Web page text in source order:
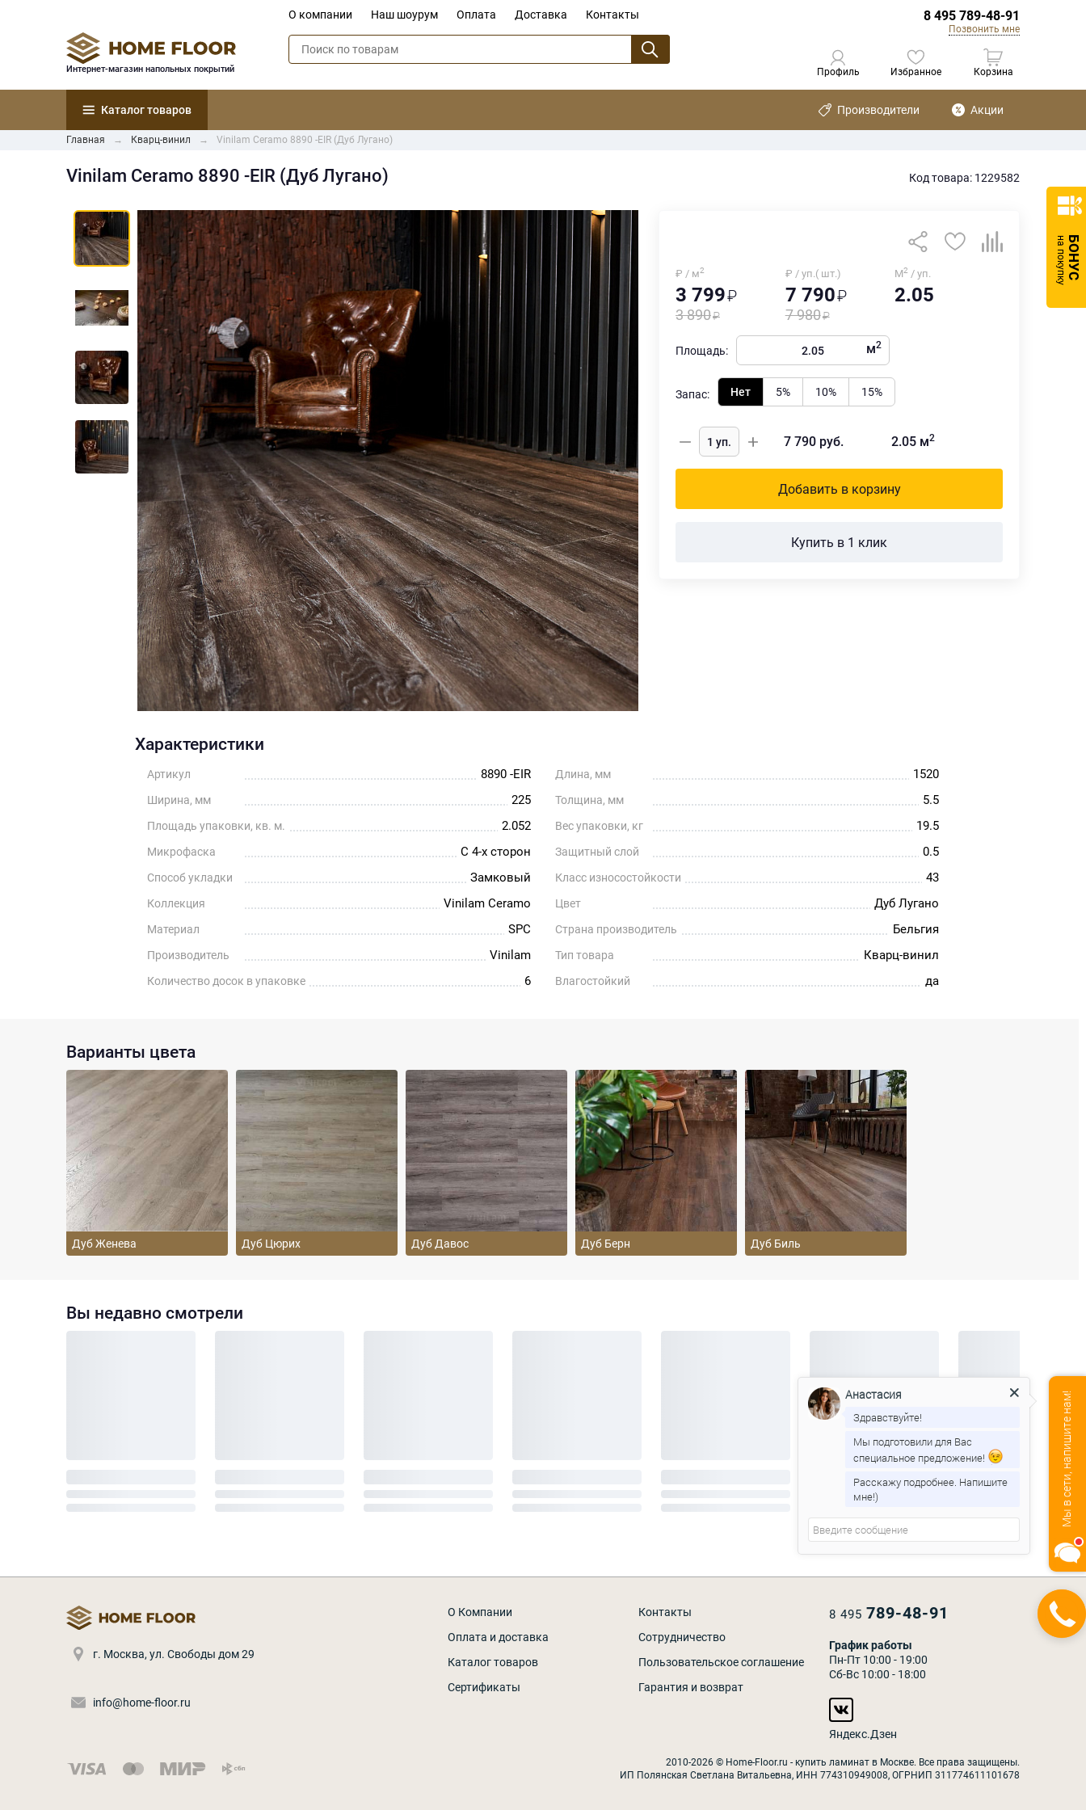
БОНУС
на покупку
О компании Наш шоурум Оплата Доставка Контакты 8 495 789-48-91
Позвонить мне
Интернет-магазин напольных покрытий Профиль Избранное Корзина
Каталог товаров Производители Акции
Главная Кварц-винил Vinilam Ceramo 8890 -EIR (Дуб Лугано)
Vinilam Ceramo 8890 -EIR (Дуб Лугано) Код товара: 1229582
₽ / м2
3 799
3 890
₽ / уп.( шт.)
7 790
7 980
М2 / уп.
2.05
Площадь: м2
Запас: Нет 5% 10% 15%
7 790руб. 2.05 м2
Добавить в корзину
Купить в 1 клик
Характеристики
Артикул 8890 -EIR Длина, мм 1520
Ширина, мм 225 Толщина, мм 5.5
Площадь упаковки, кв. м. 2.052 Вес упаковки, кг 19.5
Микрофаска С 4-х сторон Защитный слой 0.5
Способ укладки Замковый Класс износостойкости 43
Коллекция Vinilam Ceramo Цвет Дуб Лугано
Материал SPC Страна производитель Бельгия
Производитель Vinilam Тип товара Кварц-винил
Количество досок в упаковке 6 Влагостойкий да
Варианты цвета
Дуб Женева Дуб Цюрих Дуб Давос Дуб Берн Дуб Биль
Вы недавно смотрели
г. Москва, ул. Свободы дом 29
info@home-floor.ru
О Компании
Контакты
Оплата и доставка
Сотрудничество
Каталог товаров
Пользовательское соглашение
Сертификаты
Гарантия и возврат
8 495 789-48-91
График работы
Пн-Пт 10:00 - 19:00
Сб-Вс 10:00 - 18:00
Яндекс.Дзен
2010-2026 © Home-Floor.ru - купить ламинат в Москве. Все права защищены.
ИП Полянская Светлана Витальевна, ИНН 774310949008, ОГРНИП 311774611101678
Закажите
звонок
Мы в сети, напишите нам!
Анастасия
Здравствуйте!
Мы подготовили для Вас
специальное предложение!
Расскажу подробнее. Напишите
мне!)